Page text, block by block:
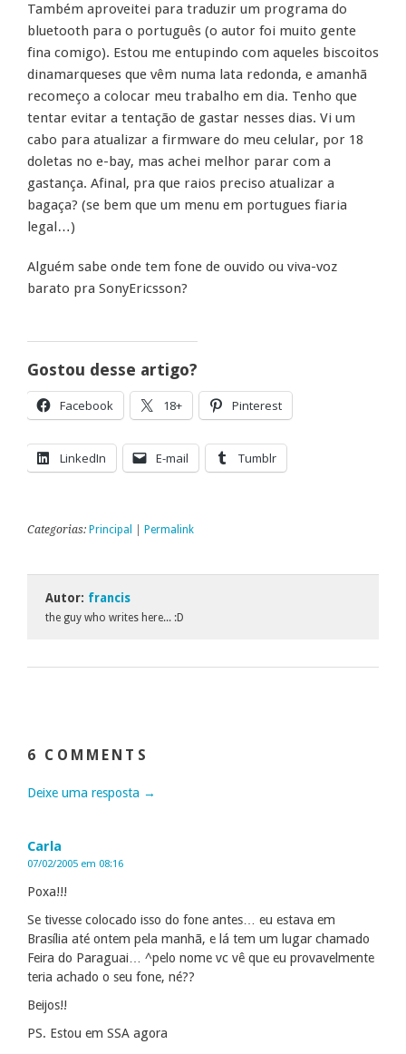
Também aproveitei para traduzir um programa do
bluetooth para o português (o autor foi muito gente
fina comigo). Estou me entupindo com aqueles biscoitos
dinamarqueses que vêm numa lata redonda, e amanhã
recomeço a colocar meu trabalho em dia. Tenho que
tentar evitar a tentação de gastar nesses dias. Vi um
cabo para atualizar a firmware do meu celular, por 18
doletas no e-bay, mas achei melhor parar com a
gastança. Afinal, pra que raios preciso atualizar a
bagaça? (se bem que um menu em portugues fiaria
legal…)
Alguém sabe onde tem fone de ouvido ou viva-voz
barato pra SonyEricsson?
Gostou desse artigo?
Facebook 18+ Pinterest
LinkedIn E-mail Tumblr
Categorias: Principal Permalink
Autor: francis
the guy who writes here... :D
6 COMMENTS
Deixe uma resposta →
Carla
07/02/2005 em 08:16
Poxa!!!
Se tivesse colocado isso do fone antes… eu estava em
Brasília até ontem pela manhã, e lá tem um lugar chamado
Feira do Paraguai… ^pelo nome vc vê que eu provavelmente
teria achado o seu fone, né??
Beijos!!
PS. Estou em SSA agora